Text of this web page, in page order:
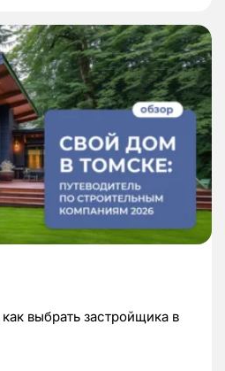
выбрать застройщика в